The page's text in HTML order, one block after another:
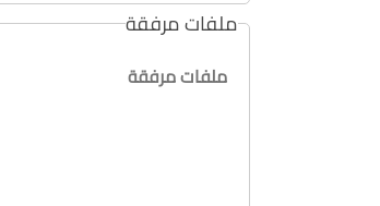
ملفات مرفقة
ملفات مرفقة